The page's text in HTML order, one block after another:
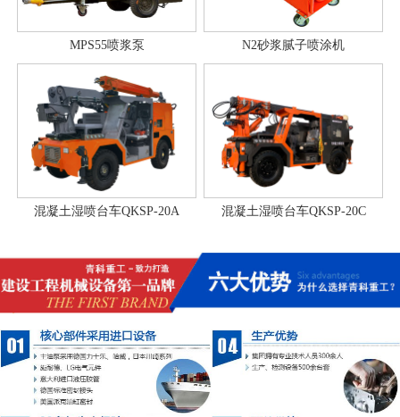
MPS55喷浆泵 N2砂浆腻子喷涂机
混凝土湿喷台车QKSP-20A 混凝土湿喷台车QKSP-20C